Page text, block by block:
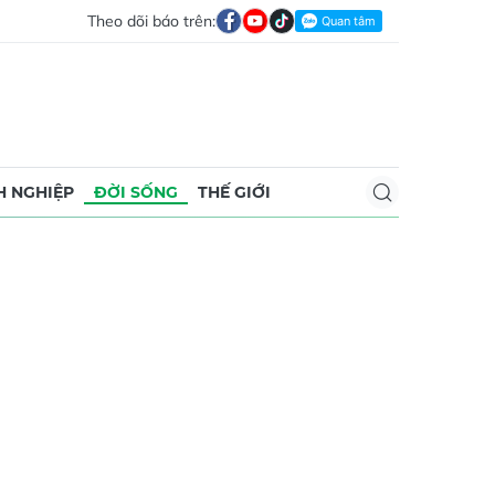
Theo dõi báo trên:
NGHIỆP ĐỜI SỐNG THẾ GIỚI